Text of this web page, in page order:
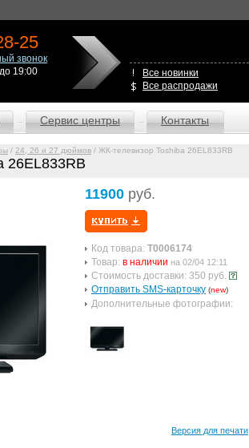
25
звонок
19:00
Все новинки
Все распродажи
Сервис центры Контакты
/ 24, 26 и 27 дюймов / ЖК-телевизор Toshiba 26EL833RB
26EL833RB
11900 руб.
Код товара: T0006174
Товар: в наличии на 02/04 12:11
Стоимость доставки: 350 руб.
Отправить SMS-карточку (new)
Дополнительные фотографии:
Версия для печати